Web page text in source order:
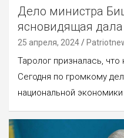
Дело министра
ясновидящая
25 апреля, 2024
Таролог призналась,
Сегодня по громкому
национальной